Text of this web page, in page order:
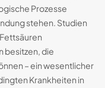
Prozesse
stehen. Studien
besitzen, die
– ein wesentlicher
Krankheiten in